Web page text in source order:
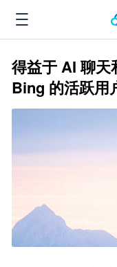
得益于 AI 聊天
Bing 的活跃用